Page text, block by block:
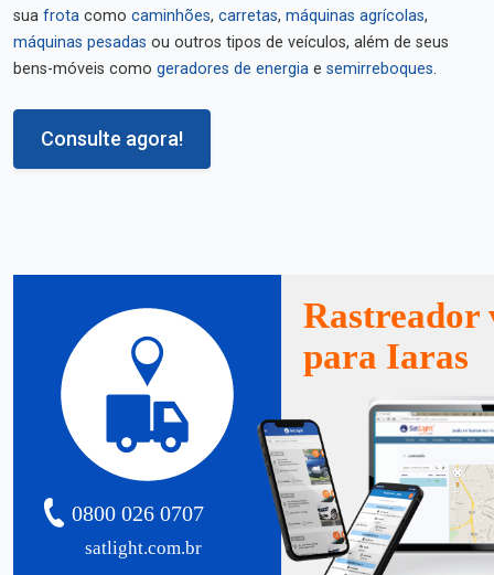
sua frota como caminhões, carretas, máquinas agrícolas,
máquinas pesadas ou outros tipos de veículos, além de seus
bens-móveis como geradores de energia e semirreboques.
Consulte agora!
satlight.com.br
0800 026 0707
Rastreador
para Iaras